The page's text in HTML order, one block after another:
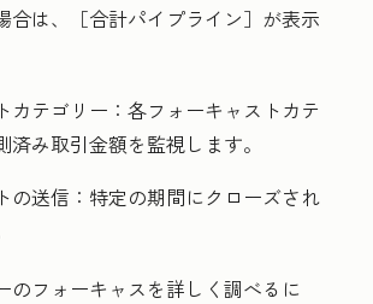
合は、［合計パイプライン］ が表示
カテゴリー： 各フォーキャストカテ
済み取引金額を監視します。
の送信： 特定の期間にクローズされ
のフォーキャスを詳しく調べるに